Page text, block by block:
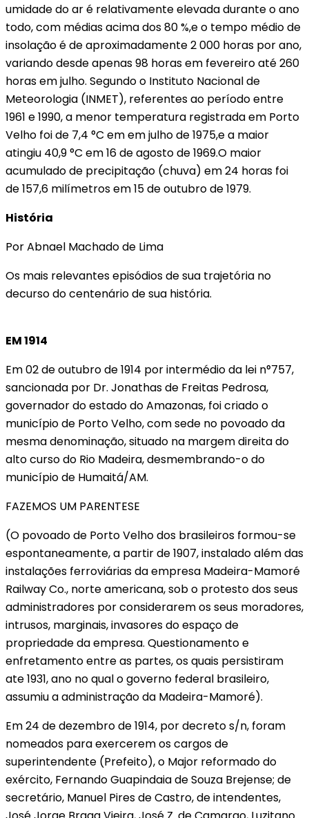
umidade do ar é relativamente elevada durante o ano
todo, com médias acima dos 80 %,e o tempo médio de
insolação é de aproximadamente 2 000 horas por ano,
variando desde apenas 98 horas em fevereiro até 260
horas em julho. Segundo o Instituto Nacional de
Meteorologia (INMET), referentes ao período entre
1961 e 1990, a menor temperatura registrada em Porto
Velho foi de 7,4 °C em em julho de 1975,e a maior
atingiu 40,9 °C em 16 de agosto de 1969.O maior
acumulado de precipitação (chuva) em 24 horas foi
de 157,6 milímetros em 15 de outubro de 1979.
História
Por Abnael Machado de Lima
Os mais relevantes episódios de sua trajetória no
decurso do centenário de sua história.
EM 1914
Em 02 de outubro de 1914 por intermédio da lei n°757,
sancionada por Dr. Jonathas de Freitas Pedrosa,
governador do estado do Amazonas, foi criado o
município de Porto Velho, com sede no povoado da
mesma denominação, situado na margem direita do
alto curso do Rio Madeira, desmembrando-o do
município de Humaitá/AM.
FAZEMOS UM PARENTESE
(O povoado de Porto Velho dos brasileiros formou-se
espontaneamente, a partir de 1907, instalado além das
instalações ferroviárias da empresa Madeira-Mamoré
Railway Co., norte americana, sob o protesto dos seus
administradores por considerarem os seus moradores,
intrusos, marginais, invasores do espaço de
propriedade da empresa. Questionamento e
enfretamento entre as partes, os quais persistiram
ate 1931, ano no qual o governo federal brasileiro,
assumiu a administração da Madeira-Mamoré).
Em 24 de dezembro de 1914, por decreto s/n, foram
nomeados para exercerem os cargos de
superintendente (Prefeito), o Major reformado do
exército, Fernando Guapindaia de Souza Brejense; de
secretário, Manuel Pires de Castro, de intendentes,